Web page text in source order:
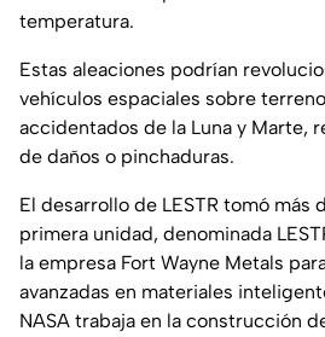
temperatura.
Estas aleaciones podrían
vehículos espaciales sobre
accidentados de la Luna y Marte,
de daños o pinchaduras.
El desarrollo de LESTR tomó más
primera unidad, denominada
la empresa Fort Wayne Metals
avanzadas en materiales
NASA trabaja en la construcción